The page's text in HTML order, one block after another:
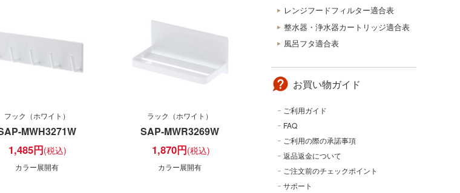
フック（ホワイト）
MWH3271W
1,485円
カラー展開有
ラック（ホワイト）
SAP-MWR3269W
1,870円
カラー展開有
レンジフードフィルター適合表
整水器・浄水器カートリッジ適合表
風呂フタ適合表
お買い物ガイド
ご利用ガイド
FAQ
ご利用の際の承諾事項
返品返金について
ご注文前のチェックポイント
サポート